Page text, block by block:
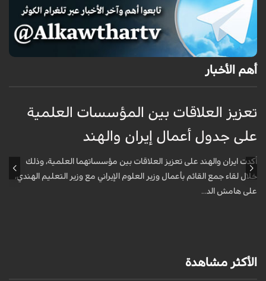
أهم الأخبار
تعزيز العلاقات بين المؤسسات العلمية
على جدول أعمال إيران والهند
أكدت ايران والهند على تعزيز العلاقات بين مؤسساتهما العلمية، وذلك
خلال لقاء جمع القائم بأعمال وزير العلوم الإيراني مع وزير التعليم الهندي،
على هامش الد...
الأكثر مشاهدة